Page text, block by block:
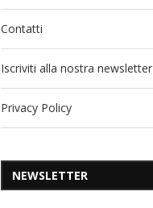
Contatti
Iscriviti alla nostra newsletter
Privacy Policy
NEWSLETTER